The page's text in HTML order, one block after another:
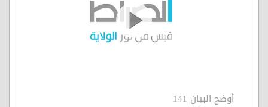
أوضح البيان 141